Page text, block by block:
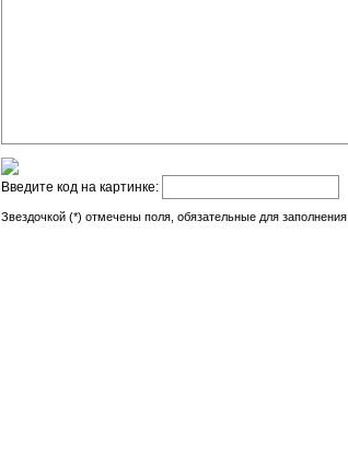
Введите код на картинке:
Звездочкой (*) отмечены поля, обязательные для заполнения.